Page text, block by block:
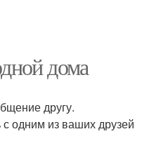
дома
другу.
одним из ваших друзей